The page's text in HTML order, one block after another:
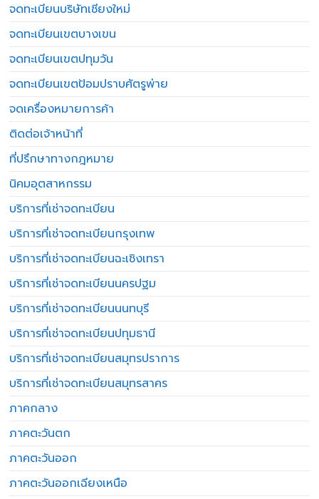
จดทะเบียนบริษัทเชียงใหม่
จดทะเบียนเขตบางเขน
จดทะเบียนเขตปทุมวัน
จดทะเบียนเขตป้อมปราบศัตรูพ่าย
จดเครื่องหมายการค้า
ติดต่อเจ้าหน้าที่
ที่ปรึกษาทางกฎหมาย
นิคมอุตสาหกรรม
บริการที่เช่าจดทะเบียน
บริการที่เช่าจดทะเบียนกรุงเทพ
บริการที่เช่าจดทะเบียนฉะเชิงเทรา
บริการที่เช่าจดทะเบียนนครปฐม
บริการที่เช่าจดทะเบียนนนทบุรี
บริการที่เช่าจดทะเบียนปทุมธานี
บริการที่เช่าจดทะเบียนสมุทรปราการ
บริการที่เช่าจดทะเบียนสมุทรสาคร
ภาคกลาง
ภาคตะวันตก
ภาคตะวันออก
ภาคตะวันออกเฉียงเหนือ